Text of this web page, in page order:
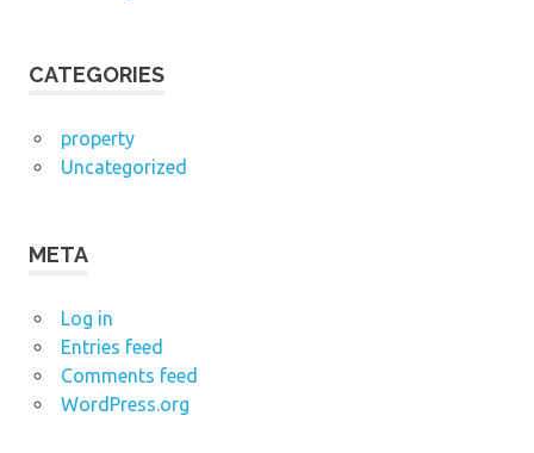
CATEGORIES
property
Uncategorized
META
Log in
Entries feed
Comments feed
WordPress.org